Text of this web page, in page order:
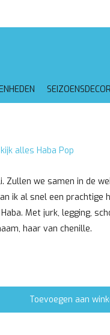
alles Haba Pop
Zullen we samen in de
ik al snel een prachtige
Met jurk, legging,
haar van chenille.
Toevoegen aan